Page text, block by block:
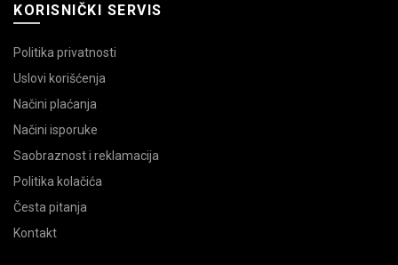
KORISNIČKI SERVIS
Politika privatnosti
Uslovi korišćenja
Načini plaćanja
Načini isporuke
Saobraznost i reklamacija
Politika kolačića
Česta pitanja
Kontakt